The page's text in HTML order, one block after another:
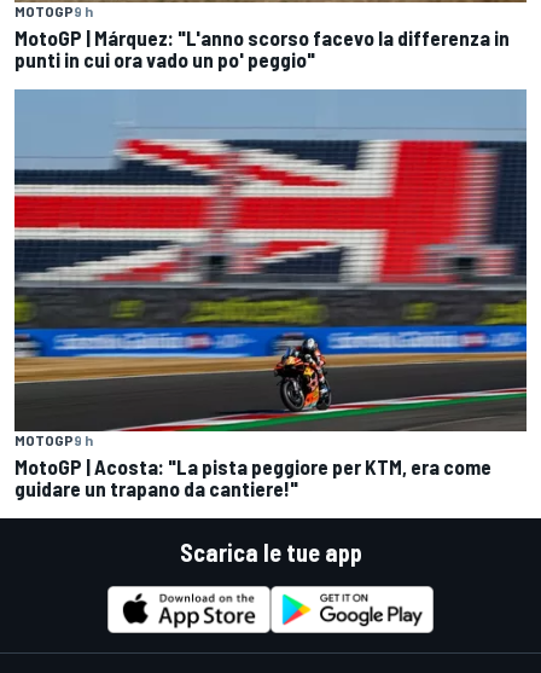
MOTOGP9 h
MotoGP | Márquez: "L'anno scorso facevo la differenza in
punti in cui ora vado un po' peggio"
MOTOGP9 h
MotoGP | Acosta: "La pista peggiore per KTM, era come
guidare un trapano da cantiere!"
Scarica le tue app